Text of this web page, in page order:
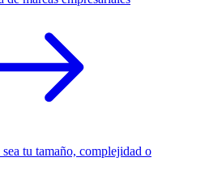
tu tamaño, complejidad o